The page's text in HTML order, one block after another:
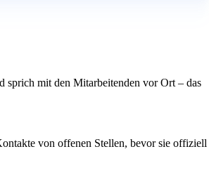
sprich mit den Mitarbeitenden vor Ort – das
von offenen Stellen, bevor sie offiziell